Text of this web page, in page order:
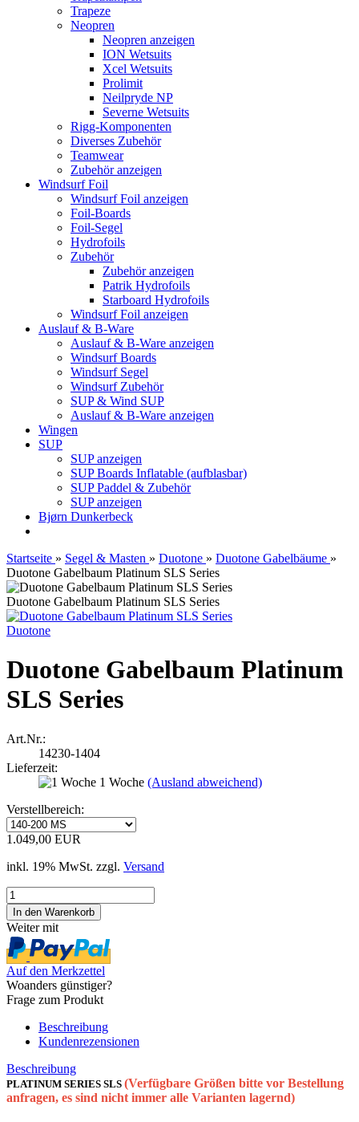
Trapeze
Neopren
Neopren anzeigen
ION Wetsuits
Xcel Wetsuits
Prolimit
Neilpryde NP
Severne Wetsuits
Rigg-Komponenten
Diverses Zubehör
Teamwear
Zubehör anzeigen
Windsurf Foil
Windsurf Foil anzeigen
Foil-Boards
Foil-Segel
Hydrofoils
Zubehör
Zubehör anzeigen
Patrik Hydrofoils
Starboard Hydrofoils
Windsurf Foil anzeigen
Auslauf & B-Ware
Auslauf & B-Ware anzeigen
Windsurf Boards
Windsurf Segel
Windsurf Zubehör
SUP & Wind SUP
Auslauf & B-Ware anzeigen
Wingen
SUP
SUP anzeigen
SUP Boards Inflatable (aufblasbar)
SUP Paddel & Zubehör
SUP anzeigen
Bjørn Dunkerbeck
Startseite » Segel & Masten » Duotone » Duotone Gabelbäume »
Duotone Gabelbaum Platinum SLS Series
Duotone Gabelbaum Platinum SLS Series
Duotone
Duotone Gabelbaum Platinum
SLS Series
Art.Nr.:
14230-1404
Lieferzeit:
1 Woche (Ausland abweichend)
Verstellbereich:
1.049,00 EUR
inkl. 19% MwSt. zzgl. Versand
Weiter mit
Auf den Merkzettel
Woanders günstiger?
Frage zum Produkt
Beschreibung
Kundenrezensionen
Beschreibung
PLATINUM SERIES SLS (Verfügbare Größen bitte vor Bestellung
anfragen, es sind nicht immer alle Varianten lagernd)